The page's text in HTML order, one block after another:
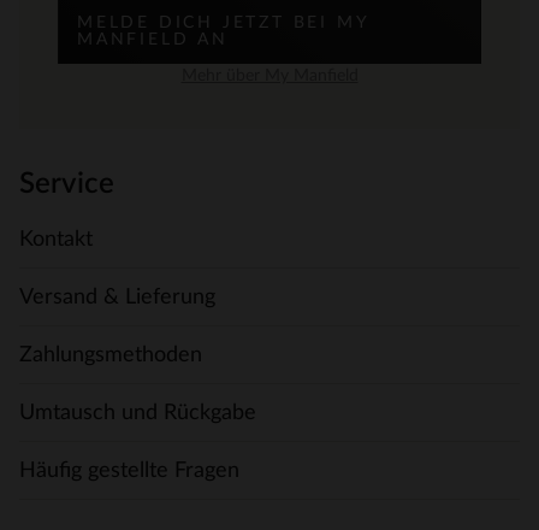
MELDE DICH JETZT BEI MY
MANFIELD AN
Service
Kontakt
Versand & Lieferung
Zahlungsmethoden
Umtausch und Rückgabe
Häufig gestellte Fragen